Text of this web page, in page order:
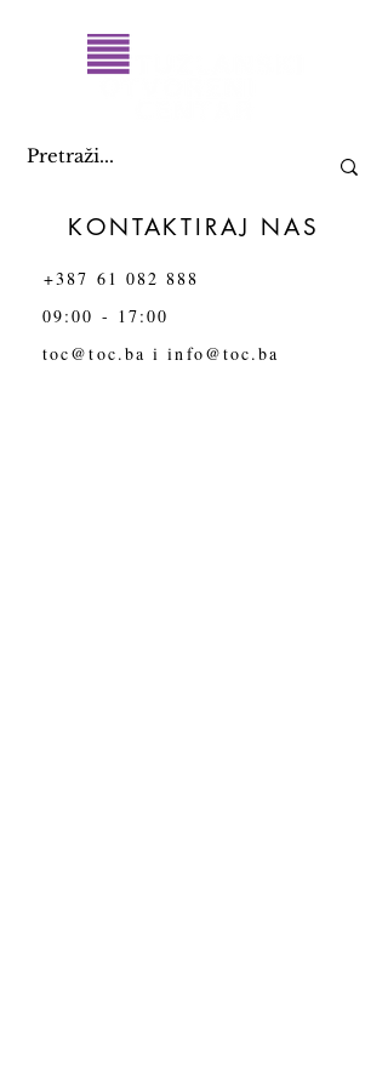
KONTAKTIRAJ NAS
+387 61 082 888
09:00 - 17:00
toc@toc.ba iinfo@toc.ba